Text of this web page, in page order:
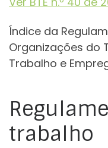
Índice da
Organizações do
Trabalho e
trabalho